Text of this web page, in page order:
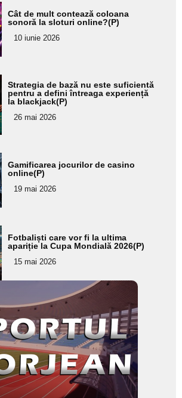
Cât de mult contează coloana
sonoră la sloturi online?(P)
10 iunie 2026
Strategia de bază nu este suficientă
pentru a defini întreaga experiență
la blackjack(P)
26 mai 2026
Gamificarea jocurilor de casino
online(P)
19 mai 2026
Fotbaliști care vor fi la ultima
apariție la Cupa Mondială 2026(P)
15 mai 2026